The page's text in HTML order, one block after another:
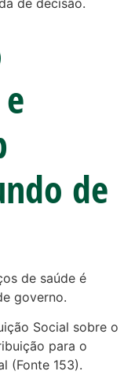
de decisão.
de
de saúde é
governo.
Social sobre o
para o
(Fonte 153).